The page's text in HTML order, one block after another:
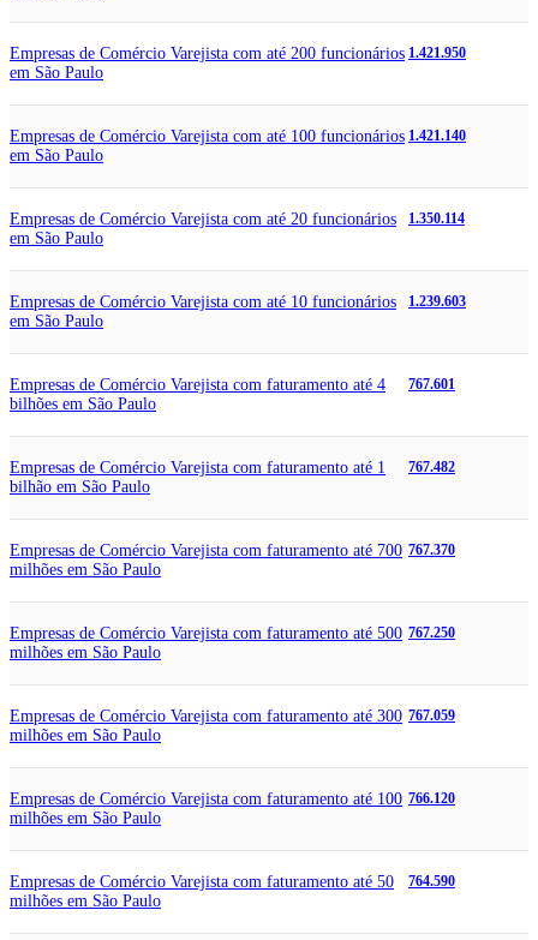
Empresas de Comércio Varejista com até 200 funcionários
em São Paulo
1.421.950
Empresas de Comércio Varejista com até 100 funcionários
em São Paulo
1.421.140
Empresas de Comércio Varejista com até 20 funcionários
em São Paulo
1.350.114
Empresas de Comércio Varejista com até 10 funcionários
em São Paulo
1.239.603
Empresas de Comércio Varejista com faturamento até 4
bilhões em São Paulo
767.601
Empresas de Comércio Varejista com faturamento até 1
bilhão em São Paulo
767.482
Empresas de Comércio Varejista com faturamento até 700
milhões em São Paulo
767.370
Empresas de Comércio Varejista com faturamento até 500
milhões em São Paulo
767.250
Empresas de Comércio Varejista com faturamento até 300
milhões em São Paulo
767.059
Empresas de Comércio Varejista com faturamento até 100
milhões em São Paulo
766.120
Empresas de Comércio Varejista com faturamento até 50
milhões em São Paulo
764.590